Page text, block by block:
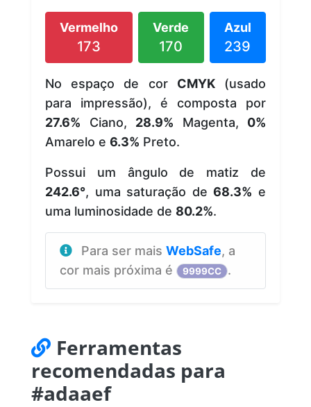
Vermelho
173
Verde
170
Azul
239
No espaço de cor CMYK(usado
para impressão), é composta por
27.6% Ciano, 28.9% Magenta, 0%
Amarelo e 6.3% Preto.
Possui um ângulo de matiz de
242.6°, uma saturação de68.3% e
uma luminosidade de 80.2%.
Para ser mais WebSafe, a
cor mais próxima é
9999CC .
Ferramentas
recomendadas para
#adaaef